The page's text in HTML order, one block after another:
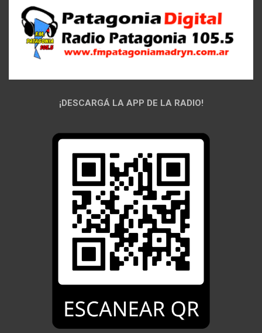
¡DESCARGÁ LA APP DE LA RADIO!